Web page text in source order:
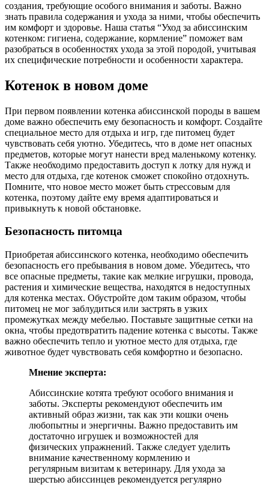
создания, требующие особого внимания и заботы. Важно
знать правила содержания и ухода за ними, чтобы обеспечить
им комфорт и здоровье. Наша статья “Уход за абиссинским
котенком: гигиена, содержание, кормление” поможет вам
разобраться в особенностях ухода за этой породой, учитывая
их специфические потребности и особенности характера.
Котенок в новом доме
При первом появлении котенка абиссинской породы в вашем
доме важно обеспечить ему безопасность и комфорт. Создайте
специальное место для отдыха и игр, где питомец будет
чувствовать себя уютно. Убедитесь, что в доме нет опасных
предметов, которые могут нанести вред маленькому котенку.
Также необходимо предоставить доступ к лотку для нужд и
место для отдыха, где котенок сможет спокойно отдохнуть.
Помните, что новое место может быть стрессовым для
котенка, поэтому дайте ему время адаптироваться и
привыкнуть к новой обстановке.
Безопасность питомца
Приобретая абиссинского котенка, необходимо обеспечить
безопасность его пребывания в новом доме. Убедитесь, что
все опасные предметы, такие как мелкие игрушки, провода,
растения и химические вещества, находятся в недоступных
для котенка местах. Обустройте дом таким образом, чтобы
питомец не мог заблудиться или застрять в узких
промежутках между мебелью. Поставьте защитные сетки на
окна, чтобы предотвратить падение котенка с высоты. Также
важно обеспечить тепло и уютное место для отдыха, где
животное будет чувствовать себя комфортно и безопасно.
Мнение эксперта:
Абиссинские котята требуют особого внимания и
заботы. Эксперты рекомендуют обеспечить им
активный образ жизни, так как эти кошки очень
любопытны и энергичны. Важно предоставить им
достаточно игрушек и возможностей для
физических упражнений. Также следует уделить
внимание качественному кормлению и
регулярным визитам к ветеринару. Для ухода за
шерстью абиссинцев рекомендуется регулярно